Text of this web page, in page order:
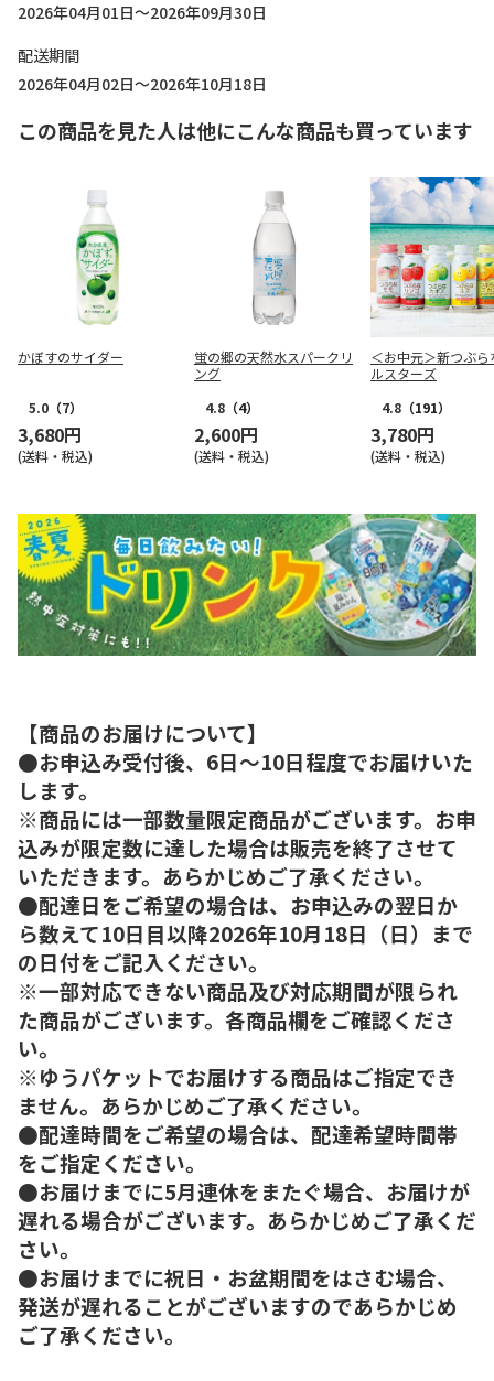
2026年04月01日～2026年09月30日
配送期間
2026年04月02日～2026年10月18日
この商品を見た人は他にこんな商品も買っています
かぼすのサイダー
5.0 （7）
3,680円
(送料・税込)
蛍の郷の天然水スパークリ
ング
4.8 （4）
2,600円
(送料・税込)
＜お中元＞新つぶら
ルスターズ
4.8 （191）
3,780円
(送料・税込)
【商品のお届けについて】
●お申込み受付後、6日～10日程度でお届けいた
します。
※商品には一部数量限定商品がございます。お申
込みが限定数に達した場合は販売を終了させて
いただきます。あらかじめご了承ください。
●配達日をご希望の場合は、お申込みの翌日か
ら数えて10日目以降2026年10月18日（日）まで
の日付をご記入ください。
※一部対応できない商品及び対応期間が限られ
た商品がございます。各商品欄をご確認くださ
い。
※ゆうパケットでお届けする商品はご指定でき
ません。あらかじめご了承ください。
●配達時間をご希望の場合は、配達希望時間帯
をご指定ください。
●お届けまでに5月連休をまたぐ場合、お届けが
遅れる場合がございます。あらかじめご了承くだ
さい。
●お届けまでに祝日・お盆期間をはさむ場合、
発送が遅れることがございますのであらかじめ
ご了承ください。